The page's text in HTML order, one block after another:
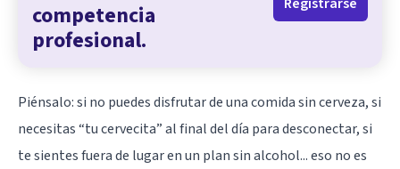
competencia
profesional.
Piénsalo: si no puedes disfrutar de una comida sin cerveza, si
necesitas “tu cervecita” al final del día para desconectar, si
te sientes fuera de lugar en un plan sin alcohol... eso no es